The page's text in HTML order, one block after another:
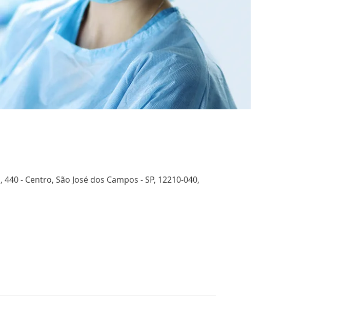
- Centro, São José dos Campos - SP, 12210-040,